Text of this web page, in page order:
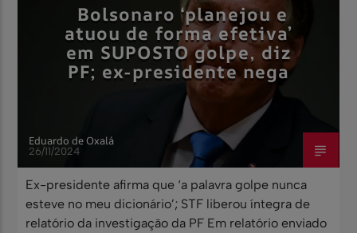
Bolsonaro ‘planejou e
atuou de forma efetiva’
em SUPOSTO golpe, diz
PF; ex-presidente nega
Eduardo de Oxalá
26/11/2024
Ex-presidente afirma que ‘a palavra golpe nunca
esteve no meu dicionário’; STF liberou íntegra de
relatório da investigação da PF Em relatório enviado